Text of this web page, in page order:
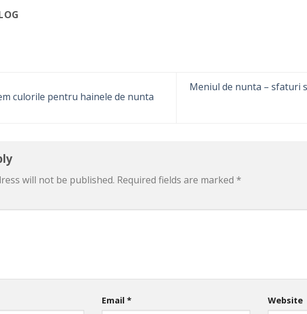
culorile pentru hainele de nunta
Meniul de nunta – sfaturi
will not be published. Required fields are marked *
Email* Website